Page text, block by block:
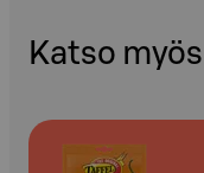
Katso myös